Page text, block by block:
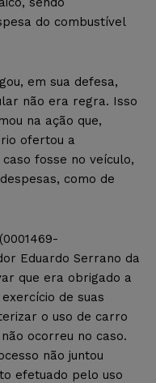
do combustível
em sua defesa,
não era regra. Isso
na ação que,
ofertou a
fosse no veículo,
como de
Eduardo Serrano da
que era obrigado a
de suas
o uso de carro
ocorreu no caso.
não juntou
efetuado pelo uso